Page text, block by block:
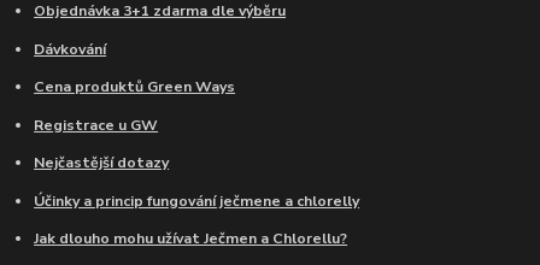
Objednávka 3+1 zdarma dle výběru
Dávkování
Cena produktů Green Ways
Registrace u GW
Nejčastější dotazy
Účinky a princip fungování ječmene a chlorelly
Jak dlouho mohu užívat Ječmen a Chlorellu?